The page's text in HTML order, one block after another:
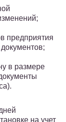
предприятия
в размере
на учет